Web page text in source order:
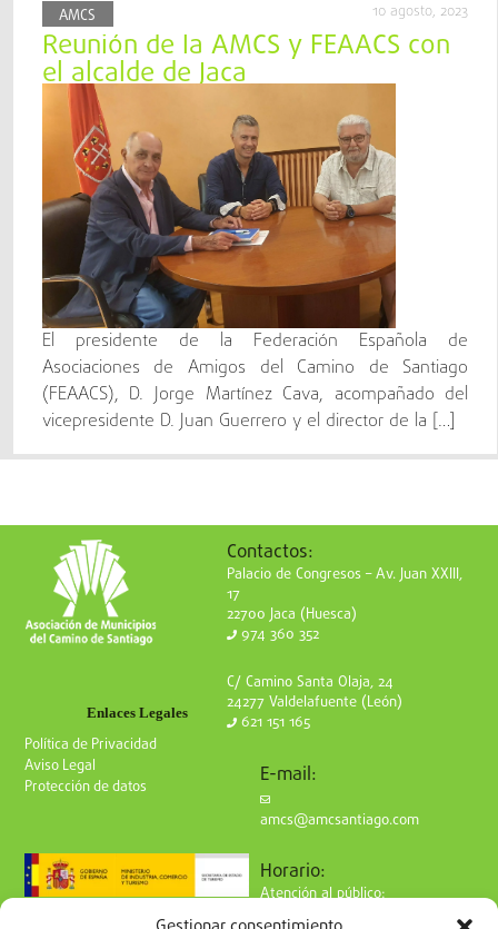
AMCS 10 agosto, 2023
Reunión de la AMCS y FEAACS con
el alcalde de Jaca
El presidente de la Federación Española de
Asociaciones de Amigos del Camino de Santiago
(FEAACS), D. Jorge Martínez Cava, acompañado del
vicepresidente D. Juan Guerrero y el director de la […]
Enlaces Legales
Política de Privacidad
Aviso Legal
Protección de datos
Contactos:
Palacio de Congresos – Av. Juan XXIII,
17
22700 Jaca (Huesca)
974 360 352
C/ Camino Santa Olaja, 24
24277 Valdelafuente (León)
621 151 165
E-mail:
amcs@amcsantiago.com
Horario:
Atención al público:
de Lunes a Viernes